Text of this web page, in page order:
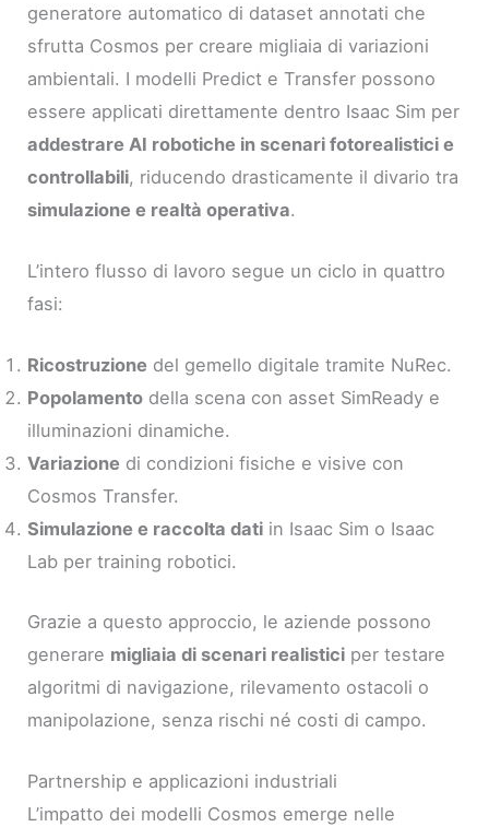
generatore automatico di dataset annotati che
sfrutta Cosmos per creare migliaia di variazioni
ambientali. I modelli Predict e Transfer possono
essere applicati direttamente dentro Isaac Sim per
addestrare AI robotiche in scenari fotorealistici e
controllabili, riducendo drasticamente il divario tra
simulazione e realtà operativa.
L’intero flusso di lavoro segue un ciclo in quattro
fasi:
Ricostruzione del gemello digitale tramite NuRec.
Popolamento della scena con asset SimReady e
illuminazioni dinamiche.
Variazione di condizioni fisiche e visive con
Cosmos Transfer.
Simulazione e raccolta dati in Isaac Sim o Isaac
Lab per training robotici.
Grazie a questo approccio, le aziende possono
generare migliaia di scenari realistici per testare
algoritmi di navigazione, rilevamento ostacoli o
manipolazione, senza rischi né costi di campo.
Partnership e applicazioni industriali
L’impatto dei modelli Cosmos emerge nelle